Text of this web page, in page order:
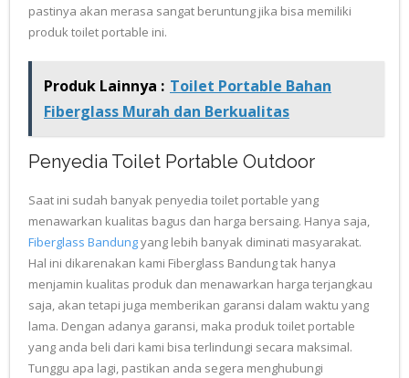
pastinya akan merasa sangat beruntung jika bisa memiliki
produk toilet portable ini.
Produk Lainnya : Toilet Portable Bahan
Fiberglass Murah dan Berkualitas
Penyedia Toilet Portable Outdoor
Saat ini sudah banyak penyedia toilet portable yang
menawarkan kualitas bagus dan harga bersaing. Hanya saja,
Fiberglass Bandungyang lebih banyak diminati masyarakat.
Hal ini dikarenakan kami Fiberglass Bandung tak hanya
menjamin kualitas produk dan menawarkan harga terjangkau
saja, akan tetapi juga memberikan garansi dalam waktu yang
lama. Dengan adanya garansi, maka produk toilet portable
yang anda beli dari kami bisa terlindungi secara maksimal.
Tunggu apa lagi, pastikan anda segera menghubungi